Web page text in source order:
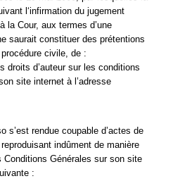
l‘infirmation du jugement
la Cour, aux termes d’une
saurait constituer des prétentions
civile, de :
droits d’auteur sur les conditions
site internet à l’adresse
s’est rendue coupable d’actes de
indûment de manière
Générales sur son site
: